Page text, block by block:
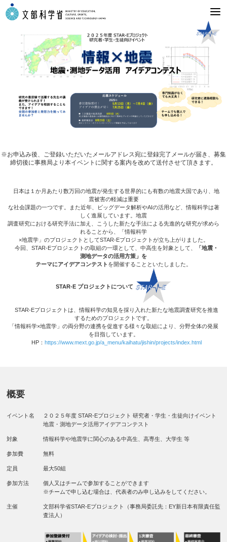
※お申込み後、ご登録いただいたメールアドレス宛に登録完了メールが届き、募集
締切後に事務局より本イベントに関する案内を改めて送付させて頂きます。
日本は１か月あたり数万回の地震が発生する世界的にも有数の地震大国であり、地
震被害の軽減は重要
な社会課題の一つです。また近年、ビッグデータ解析やAIの活用など、情報科学は著
しく進展しています。地震
調査研究における研究手法に加え、こうした新たな手法による先進的な研究が求めら
れることから、「情報科学
×地震学」のプロジェクトとしてSTAR-Eプロジェクトが立ち上がりました。
今回、STAR-Eプロジェクトの取組の一環として、中高生を対象として、
「地震・
測地データの活用方策」を
テーマにアイデアコンテスト を開催することといたしました。
STAR-E プロジェクトについて
STAR-Eプロジェクトは、情報科学の知見を採り入れた新たな地震調査研究を推進
するためのプロジェクトです。
「情報科学×地震学」の両分野の連携を促進する様々な取組により、分野全体の発展
を目指しています。
HP： https://www.mext.go.jp/a_menu/kaihatu/jishin/projects/index.html
概要
イベント名
２０２５年度 STAR-Eプロジェクト 研究者・学生・生徒向けイベント
地震・測地データ活用アイデアコンテスト
対象 情報科学や地震学に関心のある中高生、高専生、大学生 等
参加費 無料
定員 最大50組
参加方法
個人又はチームで参加することができます
※チームで申し込む場合は、代表者のみ申し込みをしてください。
主催
文部科学省STAR-Eプロジェクト（事務局委託先：EY新日本有限責任監
査法人）